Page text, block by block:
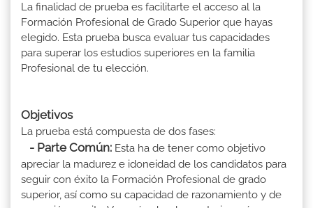
La finalidad de prueba es facilitarte el acceso al la
Formación Profesional de Grado Superior que hayas
elegido. Esta prueba busca evaluar tus capacidades
para superar los estudios superiores en la familia
Profesional de tu elección.
Objetivos
La prueba está compuesta de dos fases:
- Parte Común: Esta ha de tener como objetivo
apreciar la madurez e idoneidad de los candidatos para
seguir con éxito la Formación Profesional de grado
superior, así como su capacidad de razonamiento y de